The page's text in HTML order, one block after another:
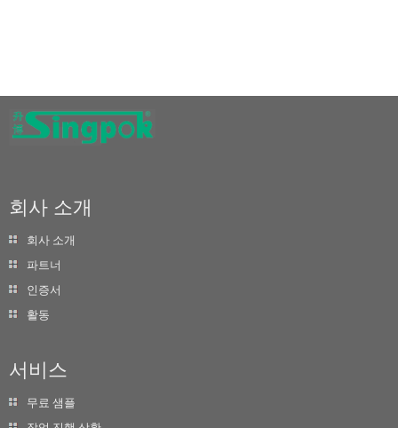
회사 소개
회사 소개
파트너
인증서
활동
서비스
무료 샘플